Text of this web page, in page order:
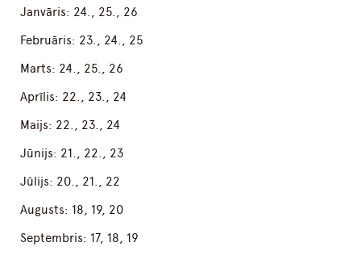
Janvāris: 24., 25., 26
Februāris: 23., 24., 25
Marts: 24., 25., 26
Aprīlis: 22., 23., 24
Maijs: 22., 23., 24
Jūnijs: 21., 22., 23
Jūlijs: 20., 21., 22
Augusts: 18, 19, 20
Septembris: 17, 18, 19